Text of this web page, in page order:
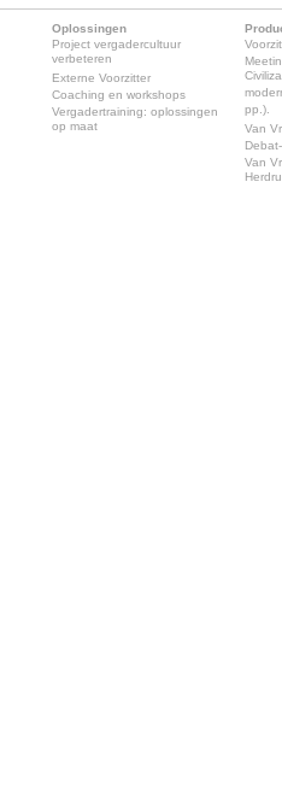
Oplossingen
Project vergadercultuur
verbeteren
Externe Voorzitter
Coaching en workshops
Vergadertraining: oplossingen
op maat
pp.).
Van
Van